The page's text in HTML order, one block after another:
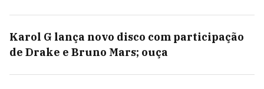
Karol G lança novo disco com participação
de Drake e Bruno Mars; ouça